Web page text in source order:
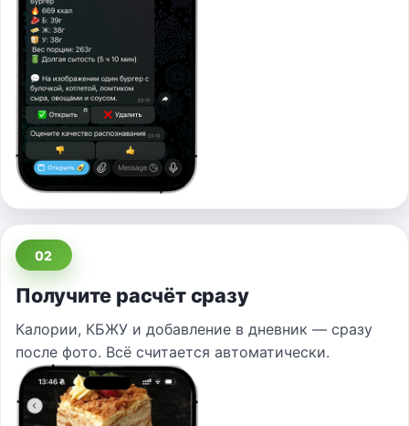
02
Получите расчёт сразу
Калории, КБЖУ и добавление в дневник — сразу
после фото. Всё считается автоматически.